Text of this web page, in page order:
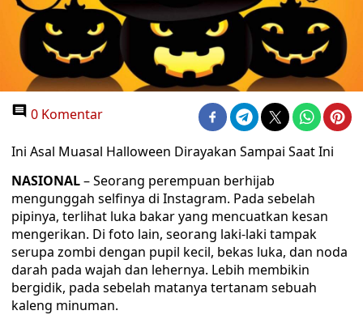
0 Komentar
Ini Asal Muasal Halloween Dirayakan Sampai Saat Ini
NASIONAL– Seorang perempuan berhijab
mengunggah selfinya di Instagram. Pada sebelah
pipinya, terlihat luka bakar yang mencuatkan kesan
mengerikan. Di foto lain, seorang laki-laki tampak
serupa zombi dengan pupil kecil, bekas luka, dan noda
darah pada wajah dan lehernya. Lebih membikin
bergidik, pada sebelah matanya tertanam sebuah
kaleng minuman.